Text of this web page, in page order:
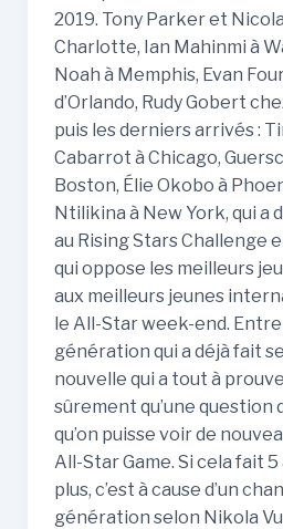
2019. Tony Parker et
Charlotte, Ian Mahinmi à
Noah à Memphis, Evan
d’Orlando, Rudy Gobert
puis les derniers arrivés :
Cabarrot à Chicago,
Boston, Élie Okobo à
Ntilikina à New York, qui a
au Rising Stars Challenge
qui oppose les meilleurs
aux meilleurs jeunes
le All-Star week-end.
génération qui a déjà fait
nouvelle qui a tout à
sûrement qu’une question
qu’on puisse voir de
All-Star Game. Si cela fait 5
plus, c’est à cause d’un
génération selon Nikola